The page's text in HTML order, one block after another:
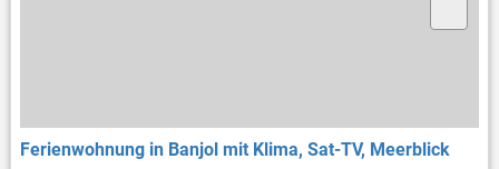
Ferienwohnung in Banjol mit Klima, Sat-TV, Meerblick